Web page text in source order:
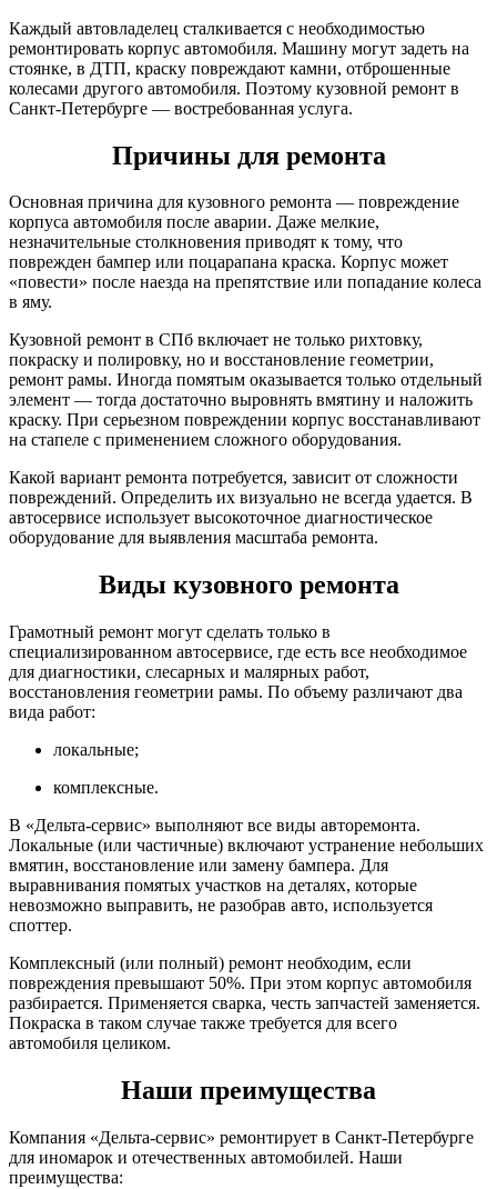
Каждый автовладелец сталкивается с необходимостью
ремонтировать корпус автомобиля. Машину могут задеть на
стоянке, в ДТП, краску повреждают камни, отброшенные
колесами другого автомобиля. Поэтому кузовной ремонт в
Санкт-Петербурге — востребованная услуга.
Причины для ремонта
Основная причина для кузовного ремонта — повреждение
корпуса автомобиля после аварии. Даже мелкие,
незначительные столкновения приводят к тому, что
поврежден бампер или поцарапана краска. Корпус может
«повести» после наезда на препятствие или попадание колеса
в яму.
Кузовной ремонт в СПб включает не только рихтовку,
покраску и полировку, но и восстановление геометрии,
ремонт рамы. Иногда помятым оказывается только отдельный
элемент — тогда достаточно выровнять вмятину и наложить
краску. При серьезном повреждении корпус восстанавливают
на стапеле с применением сложного оборудования.
Какой вариант ремонта потребуется, зависит от сложности
повреждений. Определить их визуально не всегда удается. В
автосервисе использует высокоточное диагностическое
оборудование для выявления масштаба ремонта.
Виды кузовного ремонта
Грамотный ремонт могут сделать только в
специализированном автосервисе, где есть все необходимое
для диагностики, слесарных и малярных работ,
восстановления геометрии рамы. По объему различают два
вида работ:
локальные;
комплексные.
В «Дельта-сервис» выполняют все виды авторемонта.
Локальные (или частичные) включают устранение небольших
вмятин, восстановление или замену бампера. Для
выравнивания помятых участков на деталях, которые
невозможно выправить, не разобрав авто, используется
споттер.
Комплексный (или полный) ремонт необходим, если
повреждения превышают 50%. При этом корпус автомобиля
разбирается. Применяется сварка, честь запчастей заменяется.
Покраска в таком случае также требуется для всего
автомобиля целиком.
Наши преимущества
Компания «Дельта-сервис» ремонтирует в Санкт-Петербурге
для иномарок и отечественных автомобилей. Наши
преимущества: